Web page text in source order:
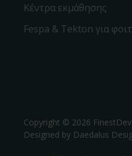
Κέντρα εκμάθησης
Fespa & Tekton για
Copyright © 2026
Designed by Daedalus